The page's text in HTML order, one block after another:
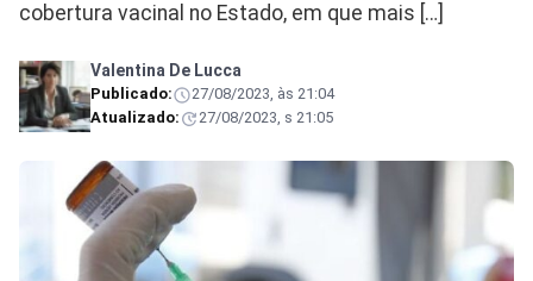
cobertura vacinal no Estado, em que mais […]
Valentina De Lucca
Publicado:
27/08/2023, às 21:04
Atualizado:
27/08/2023, s 21:05